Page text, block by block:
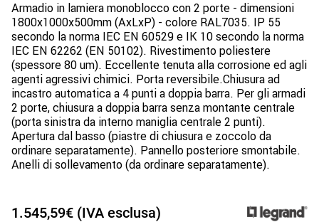
Armadio in lamiera monoblocco con 2 porte - dimensioni
1800x1000x500mm (AxLxP) - colore RAL7035. IP 55
secondo la norma IEC EN 60529 e IK 10 secondo la norma
IEC EN 62262 (EN 50102). Rivestimento poliestere
(spessore 80 um). Eccellente tenuta alla corrosione ed agli
agenti agressivi chimici. Porta reversibile.Chiusura ad
incastro automatica a 4 punti a doppia barra. Per gli armadi
2 porte, chiusura a doppia barra senza montante centrale
(porta sinistra da interno maniglia centrale 2 punti).
Apertura dal basso (piastre di chiusura e zoccolo da
ordinare separatamente). Pannello posteriore smontabile.
Anelli di sollevamento (da ordinare separatamente).
1.545,59€ (IVA esclusa)